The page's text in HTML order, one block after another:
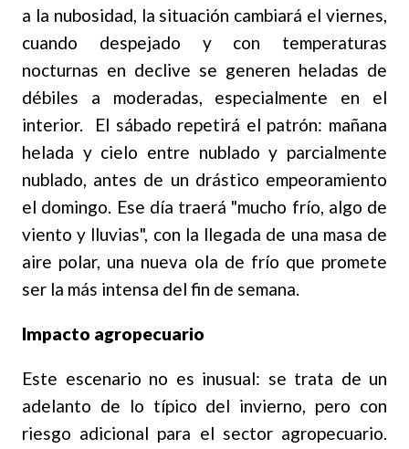
a la nubosidad, la situación cambiará el viernes,
cuando despejado y con temperaturas
nocturnas en declive se generen heladas de
débiles a moderadas, especialmente en el
interior.
El sábado repetirá el patrón: mañana
helada y cielo entre nublado y parcialmente
nublado, antes de un drástico empeoramiento
el domingo. Ese día traerá "mucho frío, algo de
viento y lluvias", con la llegada de una masa de
aire polar, una nueva ola de frío que promete
ser la más intensa del fin de semana.
Impacto agropecuario
Este escenario no es inusual: se trata de un
adelanto de lo típico del invierno, pero con
riesgo adicional para el sector agropecuario.